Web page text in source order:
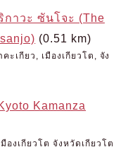
กาวะ ซันโจะ (The
(0.51 km)
ะเกียว, เมืองเกียวโต, จัง
Kamanza
องเกียวโต จังหวัดเกียวโต